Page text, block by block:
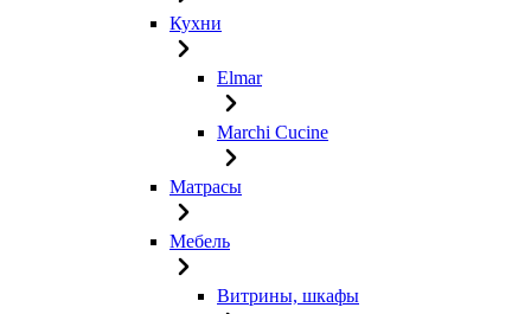
Кухни
Elmar
Marchi Cucine
Матрасы
Мебель
Витрины, шкафы